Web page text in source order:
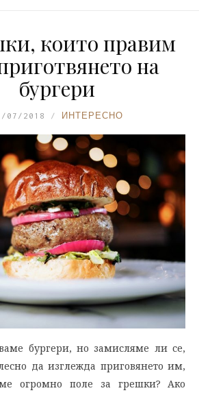
които правим
на
бургери
07/2018 ИНТЕРЕСНО
бургери, но замисляме ли се,
да изглежда приговянето им,
огромно поле за грешки? Ако